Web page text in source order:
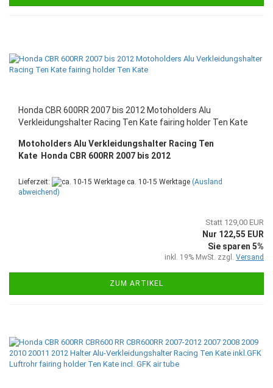
Honda CBR 600RR 2007 bis 2012 Motoholders Alu
Verkleidungshalter Racing Ten Kate fairing holder Ten Kate
Motoholders Alu Verkleidungshalter Racing Ten
Kate Honda CBR 600RR 2007 bis 2012
Lieferzeit: ca. 10-15 Werktage (Ausland
abweichend)
Statt 129,00 EUR
Nur 122,55 EUR
Sie sparen 5%
inkl. 19% MwSt. zzgl. Versand
ZUM ARTIKEL